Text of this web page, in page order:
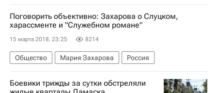
Надежда Савченко
Владимир Путин
Россия
Поговорить объективно: Захарова о Слуцком,
харассменте и "Служебном романе"
15 марта 2018, 23:25 8214
Общество Мария Захарова Россия
Боевики трижды за сутки обстреляли